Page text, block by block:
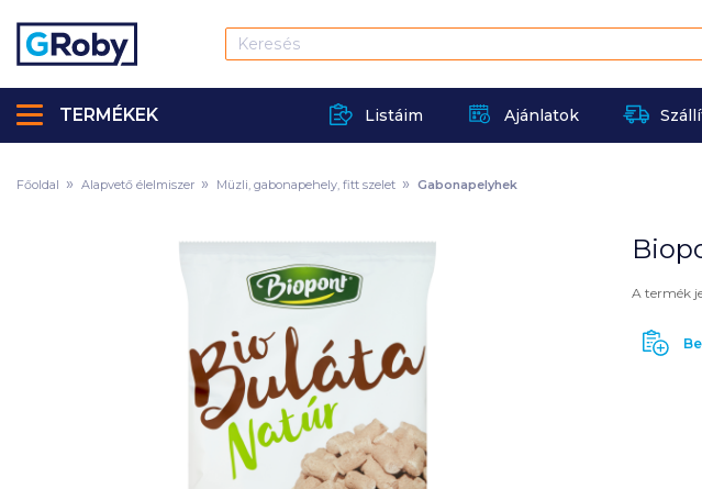
Listáim Ajánlatok
TERMÉKEK
Főoldal Alapvető élelmiszer Müzli, gabonapehely, fitt szelet Gabonapelyhek
A termék